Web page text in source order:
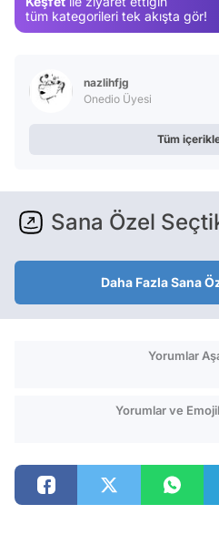
tüm kategorileri tek akışta gör!
nazlihfjg
Onedio Üyesi
Tüm
Sana Özel
Daha Fazla Sana
Yorumlar
Yorumlar ve